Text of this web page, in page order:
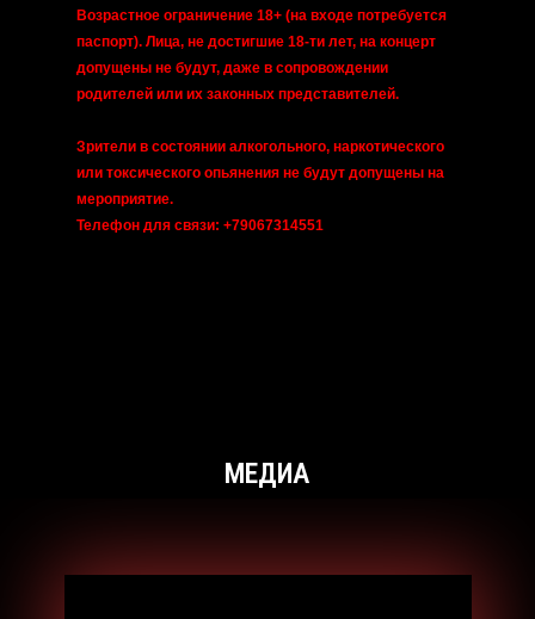
Возрастное ограничение 18+ (на входе потребуется
паспорт). Лица, не достигшие 18-ти лет, на концерт
допущены не будут, даже в сопровождении
родителей или их законных представителей.
Зрители в состоянии алкогольного, наркотического
или токсического опьянения не будут допущены на
мероприятие.
Телефон для связи: +79067314551
МЕДИА